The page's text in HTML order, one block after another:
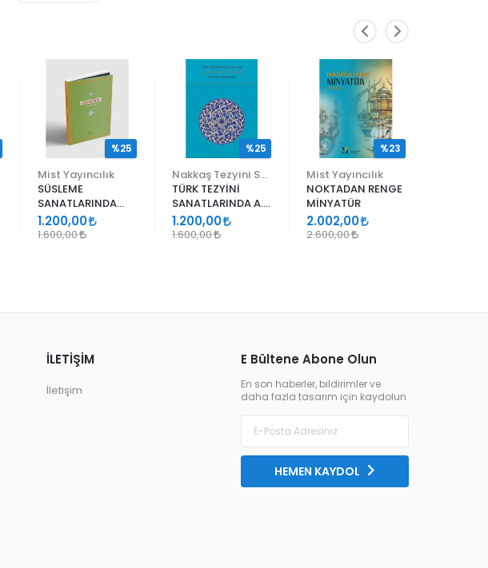
Mist Yayıncılık
SÜSLEME
SANATLARINDA
GEÇMELER
1.200,00
1.600,00
%25
TÜRK TEZYİNİ
SANATLARINDA A.
SÜHEYL ÜNVER VE
YENİ TERKİPLERİ
1.200,00
1.600,00
%25
Mist Yayıncılık
NOKTADAN RENGE
MİNYATÜR
2.002,00
2.600,00
%23
E Bültene Abone Olun
En son haberler, bildirimler ve
daha fazla tasarım için kaydolun
HEMEN KAYDOL
İLETİŞİM
İletişim